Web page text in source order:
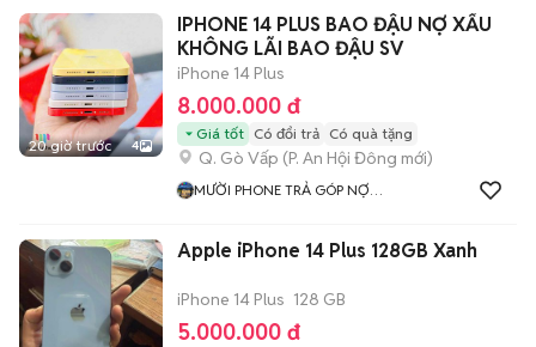
20 giờ trước 4
IPHONE 14 PLUS BAO ĐẬU NỢ XẤU
KHÔNG LÃI BAO ĐẬU SV
iPhone 14 Plus
8.000.000 đ
Giá tốt Có đổi trả Có quà tặng
Q. Gò Vấp (P. An Hội Đông mới)
MƯỜI PHONE TRẢ GÓP NỢ
Apple iPhone 14 Plus 128GB Xanh
iPhone 14 Plus 128 GB
5.000.000 đ